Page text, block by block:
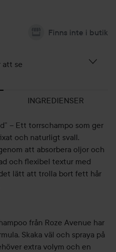
Finns inte i butik
att se
INGREDIENSER
– Ett torrschampo som ger
och naturligt svall.
att absorbera oljor och
och flexibel textur med
lätt att trolla bort fett hår
från Roze Avenue har
Skaka väl och spraya på
extra volym och en